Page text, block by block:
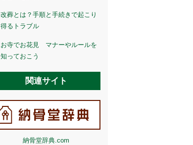
改葬とは？手順と手続きで起こり
得るトラブル
お寺でお花見 マナーやルールを
知っておこう
関連サイト
納骨堂辞典.com